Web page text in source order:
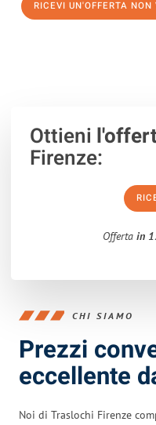
RICEVI UN'OFFERTA
Ottieni
Firenze:
Offerta in
CHI SIAMO
Prezzi
eccellente
Noi di Traslochi Firenze